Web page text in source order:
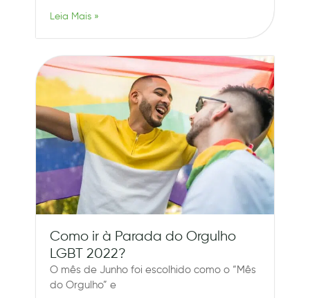
Leia Mais »
Como ir à Parada do Orgulho
LGBT 2022?
O mês de Junho foi escolhido como o “Mês
do Orgulho” e